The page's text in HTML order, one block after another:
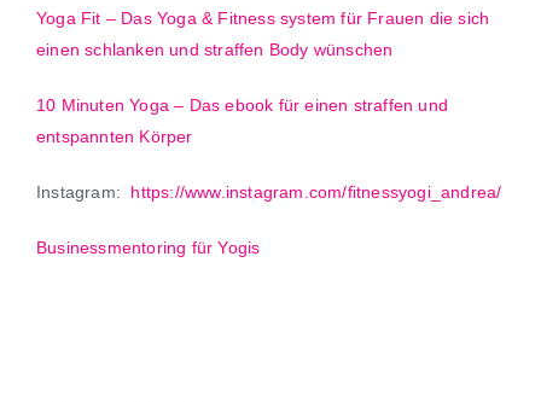
Yoga Fit – Das Yoga & Fitness system für Frauen die sich
einen schlanken und straffen Body wünschen
10 Minuten Yoga – Das ebook für einen straffen und
entspannten Körper
Instagram: https://www.instagram.com/fitnessyogi_andrea/
Businessmentoring für Yogis